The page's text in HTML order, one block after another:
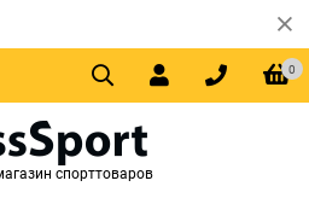
0
спорттоваров